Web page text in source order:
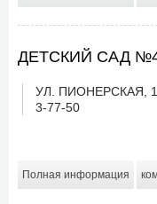
ДЕТСКИЙ САД
УЛ. ПИОНЕРСКАЯ,
3-77-50
Полная информация